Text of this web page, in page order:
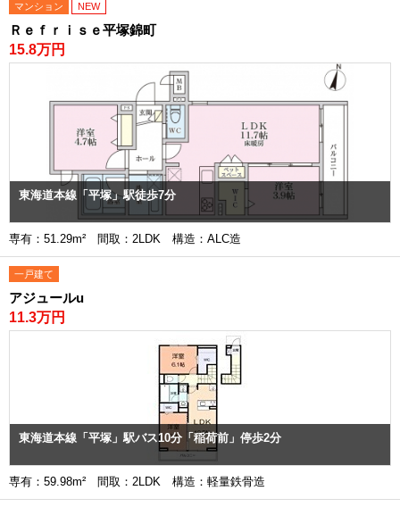
マンション NEW
Ｒｅｆｒｉｓｅ平塚錦町
15.8万円
東海道本線「平塚」駅徒歩7分
専有：51.29m² 間取：2LDK 構造：ALC造
一戸建て
アジュールu
11.3万円
東海道本線「平塚」駅バス10分「稲荷前」停歩2分
専有：59.98m² 間取：2LDK 構造：軽量鉄骨造